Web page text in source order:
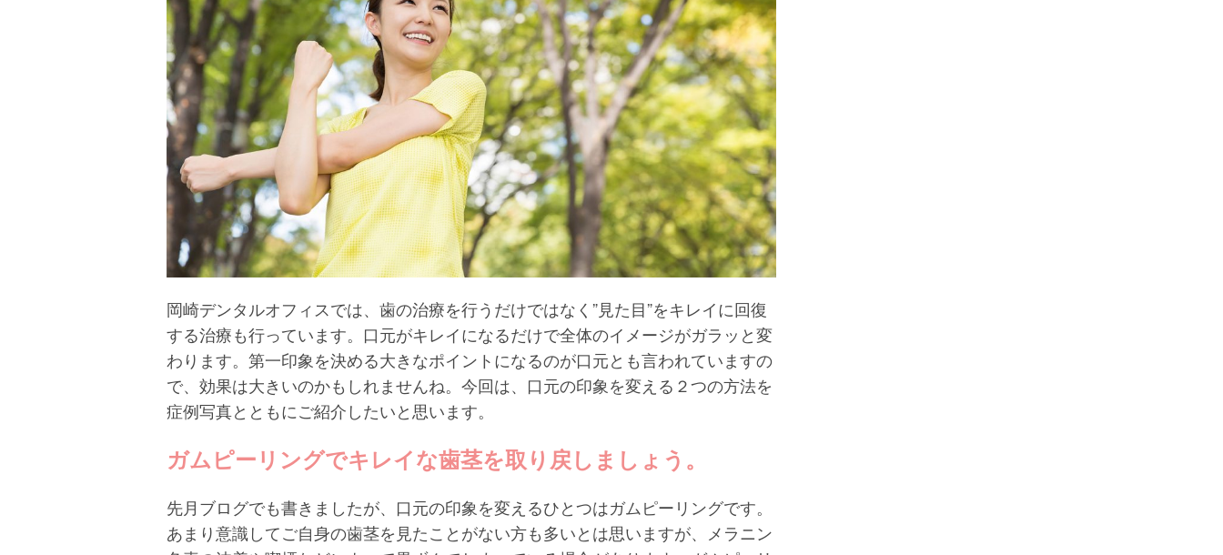
岡崎デンタルオフィスでは、歯の治療を行うだけではなく”見た目”をキレイに回復
する治療も行っています。口元がキレイになるだけで全体のイメージがガラッと変
わります。第一印象を決める大きなポイントになるのが口元とも言われていますの
で、効果は大きいのかもしれませんね。今回は、口元の印象を変える２つの方法を
症例写真とともにご紹介したいと思います。
ガムピーリングでキレイな歯茎を取り戻しましょう。
先月ブログでも書きましたが、口元の印象を変えるひとつはガムピーリングです。
あまり意識してご自身の歯茎を見たことがない方も多いとは思いますが、メラニン